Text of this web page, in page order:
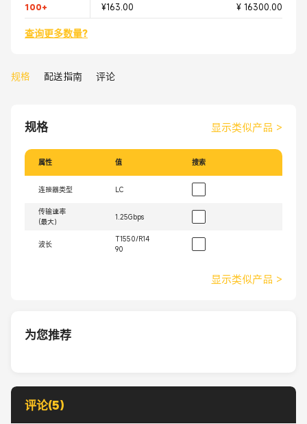
100+ ¥163.00 ¥ 16300.00
查询更多数量?
规格 配送指南 评论
规格 显示类似产品 >
属性 值 搜索
连接器类型 LC
传输速率
(最大）
1.25Gbps
波长
T1550/R14
90
显示类似产品 >
为您推荐
评论(5)